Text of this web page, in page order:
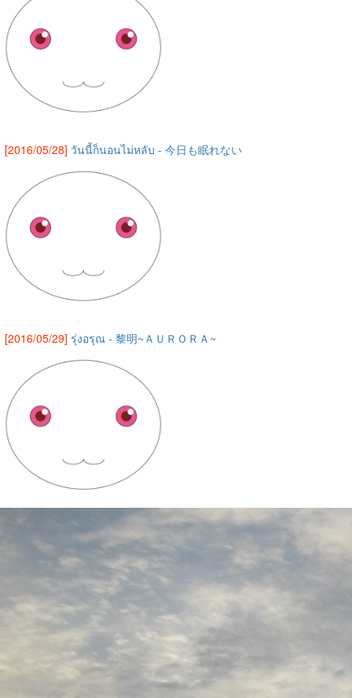
[2016/05/28] วันนี้ก็นอนไม่หลับ - 今日も眠れない
[2016/05/29] รุ่งอรุณ - 黎明~ＡＵＲＯＲＡ~